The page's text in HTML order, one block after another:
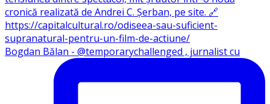
Bogdan Bălan - @temporarychallenged , jurnalist cu